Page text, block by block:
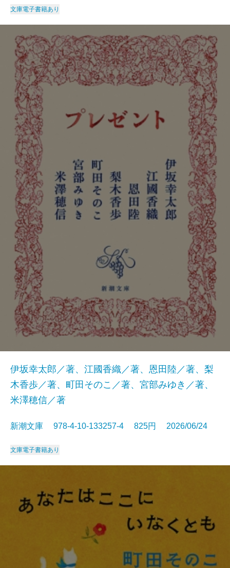
文庫電子書籍あり
伊坂幸太郎／著、江國香織／著、恩田陸／著、梨
木香歩／著、町田そのこ／著、宮部みゆき／著、
米澤穂信／著
新潮文庫 978-4-10-133257-4 825円 2026/06/24
文庫電子書籍あり